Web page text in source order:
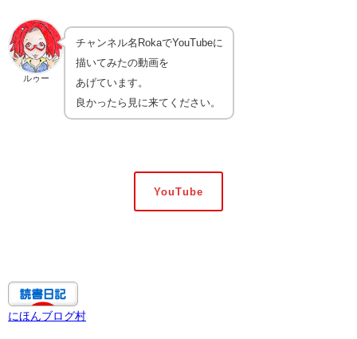
ルゥー
チャンネル名RokaでYouTubeに
描いてみたの動画を
あげています。
良かったら見に来てください。
YouTube
にほんブログ村